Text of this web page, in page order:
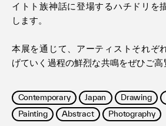
イトト族神話に登場するハチドリを
します。
本展を通じて、アーティストそれぞ
げていく過程の鮮烈な共鳴をぜひご高
Contemporary Japan Drawing
Painting
Abstract Photography